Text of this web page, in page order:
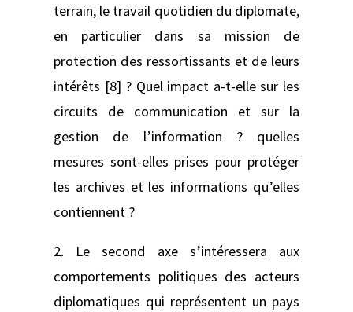
terrain, le travail quotidien du diplomate,
en particulier dans sa mission de
protection des ressortissants et de leurs
intérêts [8] ? Quel impact a-t-elle sur les
circuits de communication et sur la
gestion de l’information ? quelles
mesures sont-elles prises pour protéger
les archives et les informations qu’elles
contiennent ?
2. Le second axe s’intéressera aux
comportements politiques des acteurs
diplomatiques qui représentent un pays